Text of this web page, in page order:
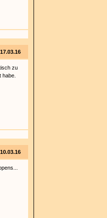
17.03.16
zu
10.03.16